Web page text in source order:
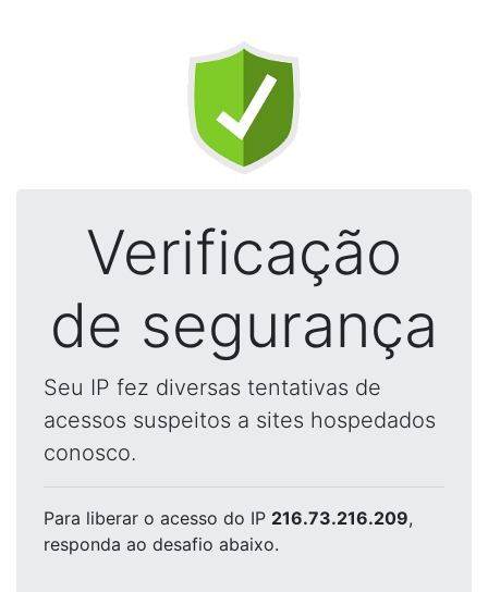
Verificação
de segurança
Seu IP fez diversas tentativas de
acessos suspeitos a sites hospedados
conosco.
Para liberar o acesso do IP 216.73.216.209,
responda ao desafio abaixo.